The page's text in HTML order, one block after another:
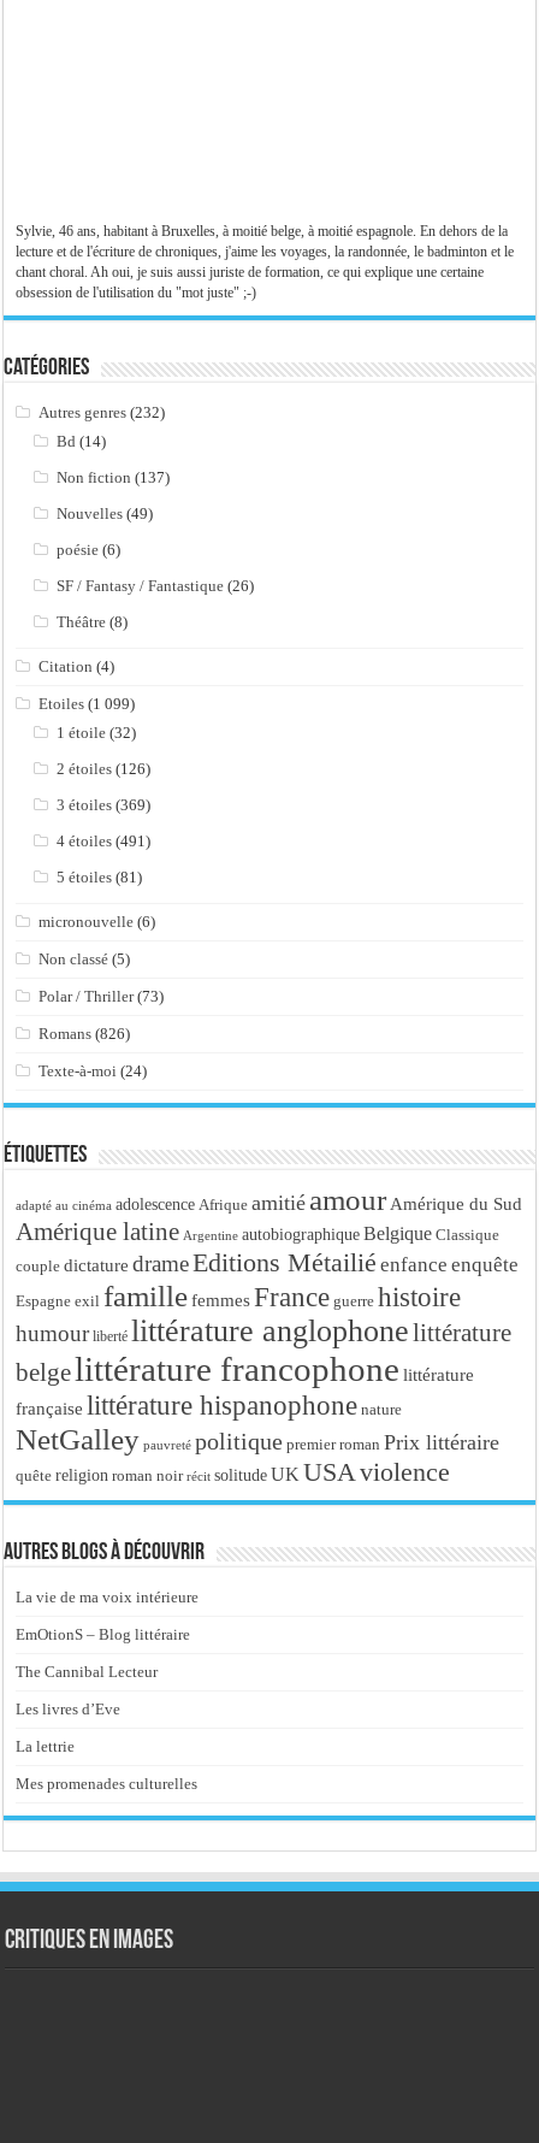
Sylvie, 46 ans, habitant à Bruxelles, à moitié belge, à moitié espagnole. En dehors de la
lecture et de l'écriture de chroniques, j'aime les voyages, la randonnée, le badminton et le
chant choral. Ah oui, je suis aussi juriste de formation, ce qui explique une certaine
obsession de l'utilisation du "mot juste" ;-)
Catégories
Autres genres (232)
Bd (14)
Non fiction (137)
Nouvelles (49)
poésie (6)
SF / Fantasy / Fantastique (26)
Théâtre (8)
Citation (4)
Etoiles (1 099)
1 étoile (32)
2 étoiles (126)
3 étoiles (369)
4 étoiles (491)
5 étoiles (81)
micronouvelle (6)
Non classé (5)
Polar / Thriller(73)
Romans (826)
Texte-à-moi (24)
Étiquettes
adapté au cinéma adolescence Afrique amitié amour Amérique du Sud
Amérique latine Argentine autobiographique Belgique Classique
couple dictature drameEditions Métailié enfance enquête
Espagne exil famille femmes France guerre histoire
humour liberté littérature anglophonelittérature
belgelittérature francophone littérature
française littérature hispanophone nature
NetGalley pauvreté politique premier roman Prix littéraire
quête religion roman noir récit solitude UK USAviolence
Autres blogs à découvrir
La vie de ma voix intérieure
EmOtionS – Blog littéraire
The Cannibal Lecteur
Les livres d’Eve
La lettrie
Mes promenades culturelles
Critiques en images